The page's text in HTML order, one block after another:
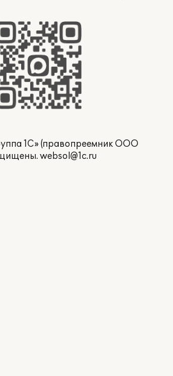
1С» (правопреемник ООО
websol@1c.ru